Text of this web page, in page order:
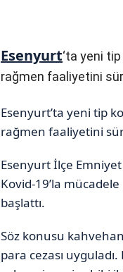
Esenyurt‘ta yeni
rağmen faaliyetini
Esenyurt’ta yeni tip
rağmen faaliyetini
Esenyurt İlçe
Kovid-19’la
başlattı.
Söz konusu
para cezası